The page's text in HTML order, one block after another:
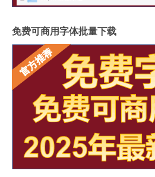
免费可商用字体批量下载